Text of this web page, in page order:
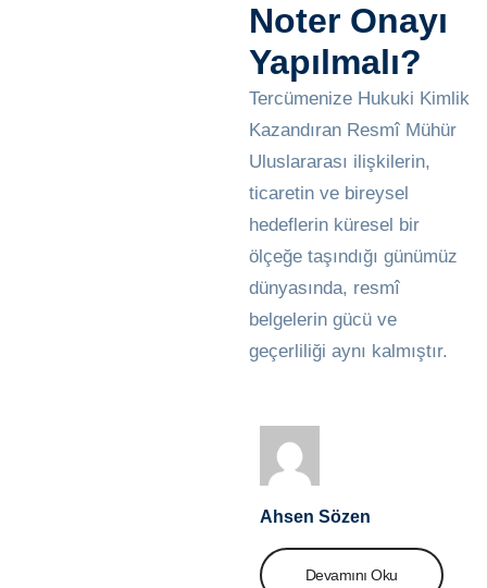
Noter Onayı
Yapılmalı?
Tercümenize Hukuki Kimlik
Kazandıran Resmî Mühür
Uluslararası ilişkilerin,
ticaretin ve bireysel
hedeflerin küresel bir
ölçeğe taşındığı günümüz
dünyasında, resmî
belgelerin gücü ve
geçerliliği aynı kalmıştır.
Ahsen Sözen
Devamını Oku